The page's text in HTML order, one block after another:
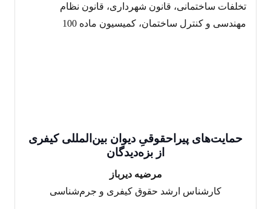
تخلفات ساختمانی، قانون شهرداری، قانون نظام
مهندسی و کنترل ساختمان، کمیسیون ماده 100
حمایت‌های پیراحقوقیِ دیوان بین‌المللی کیفری
از بزه‌دیدگان
مرضیه دیرباز
کارشناس ارشد حقوق کیفری و جرم‌شناسی